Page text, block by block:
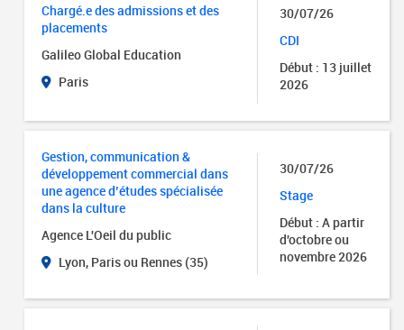
Chargé.e des admissions et des
placements
Galileo Global Education
Paris
30/07/26
CDI
Début : 13 juillet
2026
Gestion, communication &
développement commercial dans
une agence d’études spécialisée
dans la culture
Agence L'Oeil du public
Lyon, Paris ou Rennes (35)
30/07/26
Stage
Début : A partir
d'octobre ou
novembre 2026